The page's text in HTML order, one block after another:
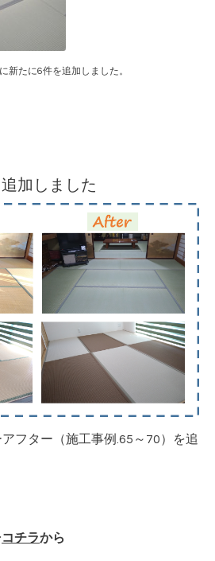
新たに6件を追加しました。
加しました
フター（施工事例.65～70）を追
コチラから